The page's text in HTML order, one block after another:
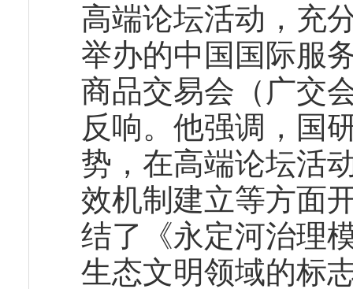
高端论坛活动，充
举办的中国国际服
商品交易会（广交
反响。他强调，国
势，在高端论坛活
效机制建立等方面
结了《永定河治理
生态文明领域的标